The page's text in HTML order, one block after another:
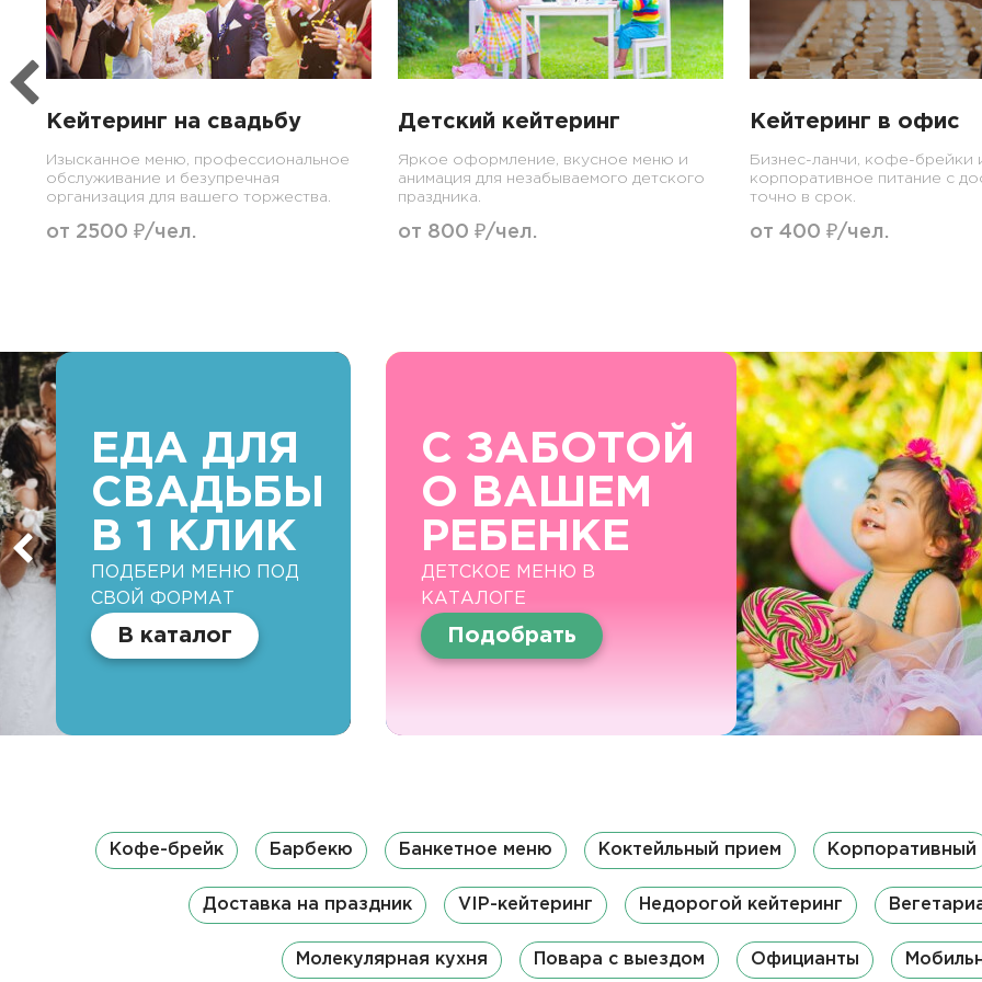
Кейтеринг на свадьбу
Изысканное меню, профессиональное
обслуживание и безупречная
организация для вашего торжества.
от 2500 ₽/чел.
Детский кейтеринг
Яркое оформление, вкусное меню и
анимация для незабываемого детского
праздника.
от 800 ₽/чел.
Кейтеринг в офис
Бизнес-ланчи, кофе-брейки
корпоративное питание с
точно в срок.
от 400 ₽/чел.
ЕДА ДЛЯ
СВАДЬБЫ
В 1 КЛИК
ПОДБЕРИ МЕНЮ ПОД
СВОЙ ФОРМАТ
В каталог
С ЗАБОТОЙ
О ВАШЕМ
РЕБЕНКЕ
ДЕТСКОЕ МЕНЮ В
КАТАЛОГЕ
Подобрать
Кофе-брейк Барбекю Банкетное меню Коктейльный прием Корпоративный
Доставка на праздник VIP-кейтеринг Недорогой кейтеринг
Молекулярная кухня Повара с выездом Официанты